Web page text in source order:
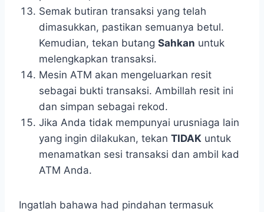
Semak butiran transaksi yang telah
dimasukkan, pastikan semuanya betul.
Kemudian, tekan butang Sahkan untuk
melengkapkan transaksi.
Mesin ATM akan mengeluarkan resit
sebagai bukti transaksi. Ambillah resit ini
dan simpan sebagai rekod.
Jika Anda tidak mempunyai urusniaga lain
yang ingin dilakukan, tekan TIDAK untuk
menamatkan sesi transaksi dan ambil kad
ATM Anda.
Ingatlah bahawa had pindahan termasuk